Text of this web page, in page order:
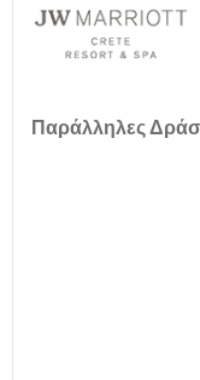
Παράλληλες